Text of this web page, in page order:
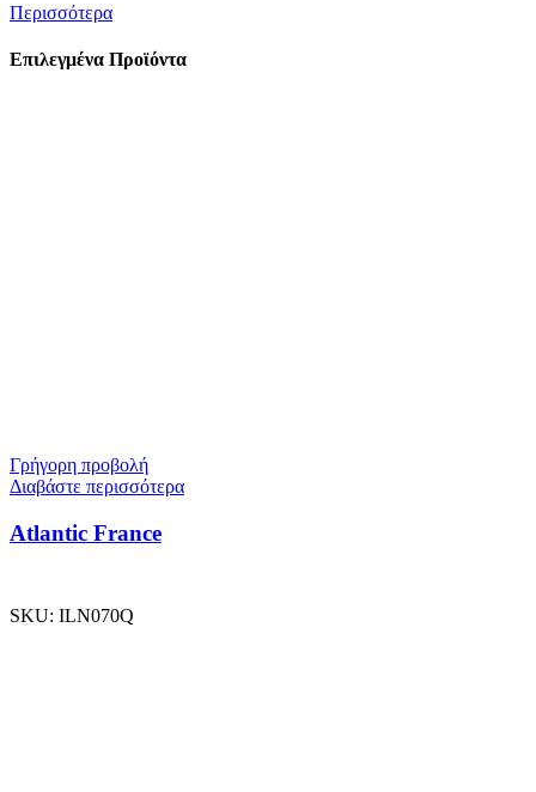
Περισσότερα
Επιλεγμένα Προϊόντα
Γρήγορη προβολή
Διαβάστε περισσότερα
Atlantic France
SKU: ILN070Q